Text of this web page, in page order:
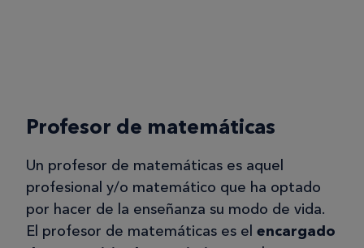
Profesor de matemáticas
Un profesor de matemáticas es aquel
profesional y/o matemático que ha optado
por hacer de la enseñanza su modo de vida.
El profesor de matemáticas es el encargado